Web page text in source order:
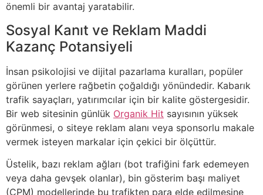
önemli bir avantaj yaratabilir.
Sosyal Kanıt ve Reklam Maddi
Kazanç Potansiyeli
İnsan psikolojisi ve dijital pazarlama kuralları, popüler
görünen yerlere rağbetin çoğaldığı yönündedir. Kabarık
trafik sayaçları, yatırımcılar için bir kalite göstergesidir.
Bir web sitesinin günlük Organik Hit sayısının yüksek
görünmesi, o siteye reklam alanı veya sponsorlu makale
vermek isteyen markalar için çekici bir ölçüttür.
Üstelik, bazı reklam ağları (bot trafiğini fark edemeyen
veya daha gevşek olanlar), bin gösterim başı maliyet
(CPM) modellerinde bu trafikten para elde edilmesine